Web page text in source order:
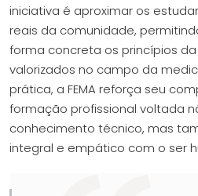
iniciativa é aproximar os
reais da comunidade,
forma concreta os princípios
valorizados no campo da
prática, a FEMA reforça seu
formação profissional voltada
conhecimento técnico, mas
integral e empático com o ser